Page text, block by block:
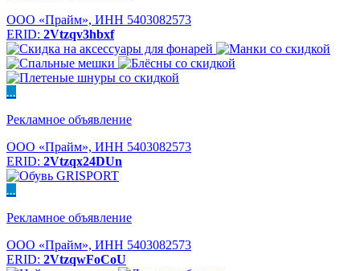
ООО «Прайм», ИНН 5403082573
ERID: 2Vtzqv3hbxf
...
Рекламное объявление
ООО «Прайм», ИНН 5403082573
ERID: 2Vtzqx24DUn
...
Рекламное объявление
ООО «Прайм», ИНН 5403082573
ERID: 2VtzqwFoCoU